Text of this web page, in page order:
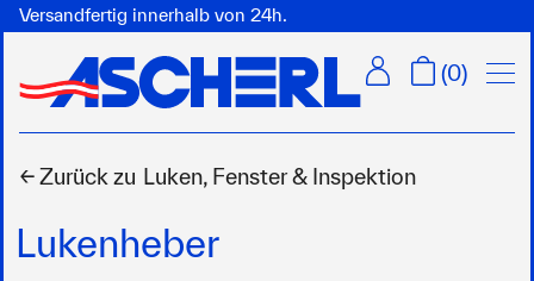
Versandfertig innerhalb von 24h.
(0)
← Zurück zu Luken, Fenster & Inspektion
Lukenheber